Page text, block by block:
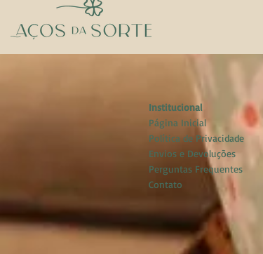
Institucional
Página Inicial
Política de Privacidade
Envios e Devoluções
Perguntas Frequentes
Contato